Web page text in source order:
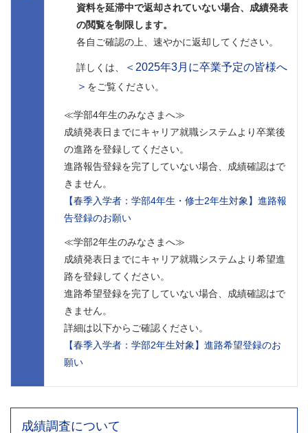
資料を延滞中で返却されていない場合、成績発表
の閲覧を制限します。
各自ご確認の上、速やかに返却してください。
詳しくは、
＜2025年3月に卒業予定の皆様へ
＞ をご覧ください。
≪学部4年生のみなさまへ≫
成績発表日までにキャリア就職システムより卒業後
の進路を登録してください。
進路報告登録を完了していない場合、成績確認はで
きません。
【春季入学者：学部4年生・修士2年生対象】進路報
告登録のお願い
≪学部2年生のみなさまへ≫
成績発表日までにキャリア就職システムより希望進
路を登録してください。
進路希望登録を完了していない場合、成績確認はで
きません。
詳細は以下からご確認ください。
【春季入学者：学部2年生対象】進路希望登録のお
願い
成績調査について